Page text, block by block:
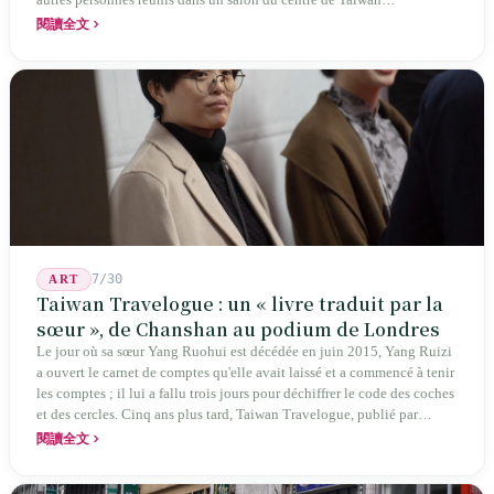
transformaient cette expérience de mutisme générationnel en une
jusqu'aux manuels scolaires du collège.
閱讀全文
ART 7/30
Taiwan Travelogue : un « livre traduit par la
sœur », de Chanshan au podium de Londres
Le jour où sa sœur Yang Ruohui est décédée en juin 2015, Yang Ruizi
a ouvert le carnet de comptes qu'elle avait laissé et a commencé à tenir
les comptes ; il lui a fallu trois jours pour déchiffrer le code des coches
et des cercles. Cinq ans plus tard, Taiwan Travelogue, publié par
Chanshan, portait la mention « par Chihako Aoyama, traduit par Yang
閱讀全文